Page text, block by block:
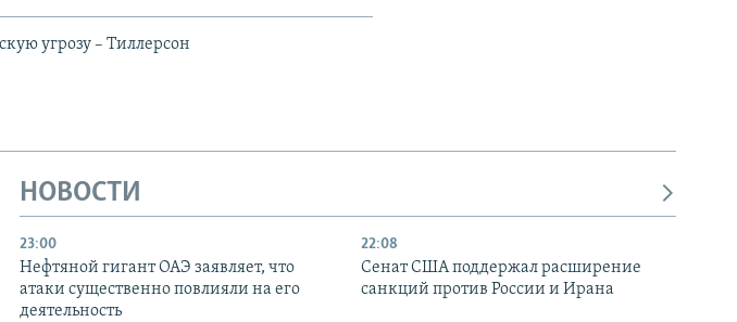
угрозу – Тиллерсон
НОВОСТИ
23:00
Нефтяной гигант ОАЭ заявляет, что
атаки существенно повлияли на его
деятельность
22:08
Сенат США поддержал расширение
санкций против России и Ирана